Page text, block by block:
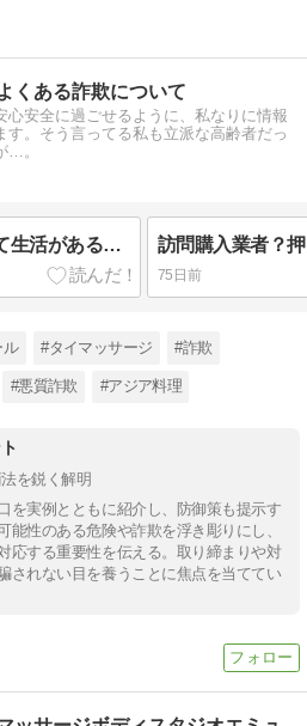
くある詐欺について
心安全に過ごせるように、私なりに情報
す。そう言ってる私も立派な高齢者だっ
…。
ペテン師（詐欺師）だって生活があるので捕まりたくない！？ 訪問購入業者？
75日前
ル #タイマッサージ #詐欺
#悪質詐欺 #アジア料理
を鋭く解明
を実例とともに紹介し、防御策も提示す
能性のある危険や詐欺を浮き彫りにし、
応する重要性を伝える。取り締まりや対
されない目を養うことに焦点を当ててい